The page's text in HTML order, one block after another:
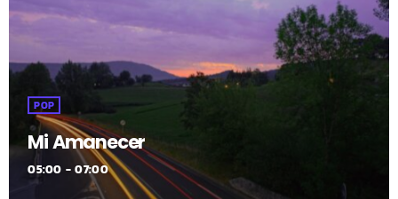
POP
Mi Amanecer
05:00 - 07:00